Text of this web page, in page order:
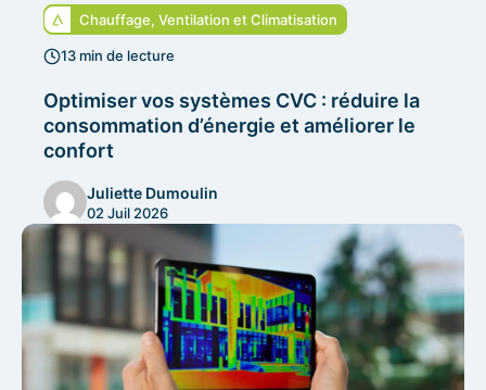
Chauffage, Ventilation et Climatisation
13 min de lecture
Optimiser vos systèmes CVC : réduire la
consommation d’énergie et améliorer le
confort
Juliette Dumoulin
02 Juil 2026